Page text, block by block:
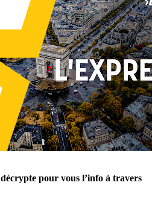
décrypte pour vous l’info à travers